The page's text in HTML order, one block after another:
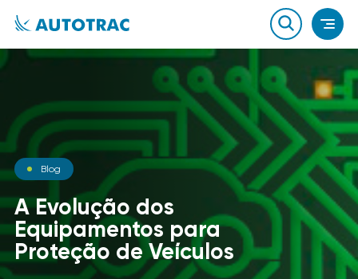
Notícias
O que você sabe sobre o
combustível que a sua
frota usa?
Blog
A Evolução dos
Equipamentos para
Proteção de Veículos
Carga Fracionada
Porautotrac 06 de fevereiro de 2020